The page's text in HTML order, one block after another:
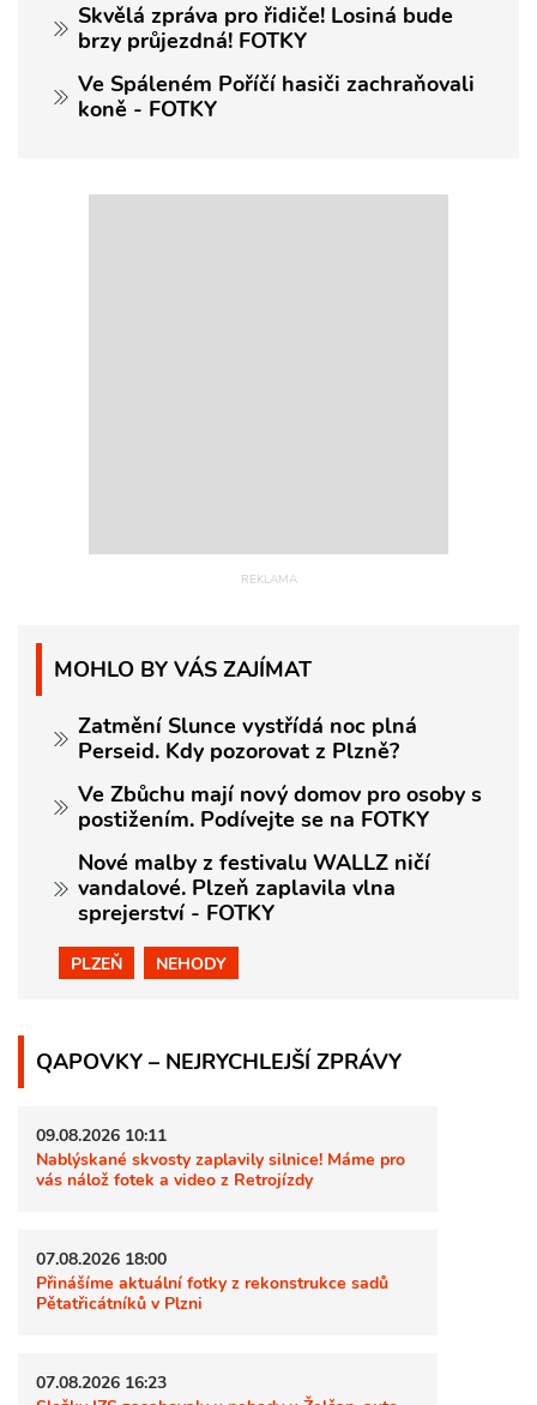
Skvělá zpráva pro řidiče! Losiná bude
brzy průjezdná! FOTKY
Ve Spáleném Poříčí hasiči zachraňovali
koně - FOTKY
MOHLO BY VÁS ZAJÍMAT
Zatmění Slunce vystřídá noc plná
Perseid. Kdy pozorovat z Plzně?
Ve Zbůchu mají nový domov pro osoby s
postižením. Podívejte se na FOTKY
Nové malby z festivalu WALLZ ničí
vandalové. Plzeň zaplavila vlna
sprejerství - FOTKY
PLZEŇ NEHODY
QAPOVKY – NEJRYCHLEJŠÍ ZPRÁVY
09.08.2026 10:11
Nablýskané skvosty zaplavily silnice! Máme pro
vás nálož fotek a video z Retrojízdy
07.08.2026 18:00
Přinášíme aktuální fotky z rekonstrukce sadů
Pětatřicátníků v Plzni
07.08.2026 16:23